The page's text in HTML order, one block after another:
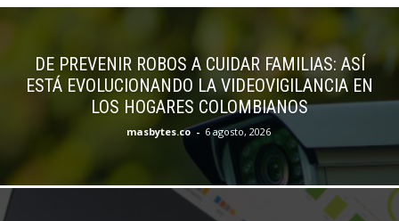
DE PREVENIR ROBOS A CUIDAR FAMILIAS: ASÍ
ESTÁ EVOLUCIONANDO LA VIDEOVIGILANCIA EN
LOS HOGARES COLOMBIANOS
masbytes.co - 6 agosto, 2026